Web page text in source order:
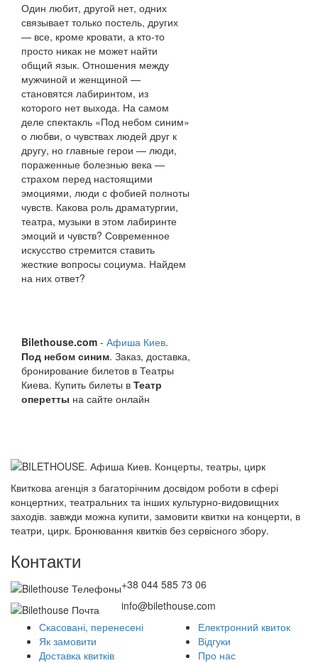
Один любит, другой нет, одних
связывает только постель, других
— все, кроме кровати, а кто-то
просто никак не может найти
общий язык. Отношения между
мужчиной и женщиной —
становятся лабиринтом, из
которого нет выхода. На самом
деле спектакль «Под небом синим»
о любви, о чувствах людей друг к
другу, но главные герои — люди,
пораженные болезнью века —
страхом перед настоящими
эмоциями, люди с фобией полноты
чувств. Какова роль драматургии,
театра, музыки в этом лабиринте
эмоций и чувств? Современное
искусство стремится ставить
жесткие вопросы социума. Найдем
на них ответ?
Bilethouse.com - Афиша Киев.
Под небом синим. Заказ, доставка,
бронирование билетов в Театры
Киева. Купить билеты в Театр
оперетты на сайте онлайн
Квиткова агенція з багаторічним досвідом роботи в сфері
концертних, театральних та інших культурно-видовищних
заходів. завжди можна купити, замовити квитки на концерти, в
театри, цирк. Бронювання квитків без сервісного збору.
Контакти
+38 044 585 73 06
info@bilethouse.com
Скасовані, перенесені
Як замовити
Доставка квитків
Електронний квиток
Відгуки
Про нас